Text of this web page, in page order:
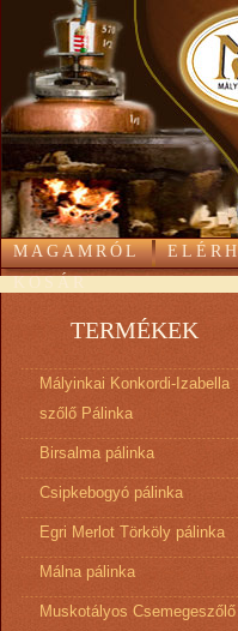
MAGAMRÓL
KOSÁR
TERMÉKEK
Mályinkai Konkordi-Izabella
szőlő Pálinka
Birsalma pálinka
Csipkebogyó pálinka
Egri Merlot Törköly pálinka
Málna pálinka
Muskotályos Csemegeszőlő